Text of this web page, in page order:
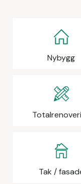
Nybygg
Tak /